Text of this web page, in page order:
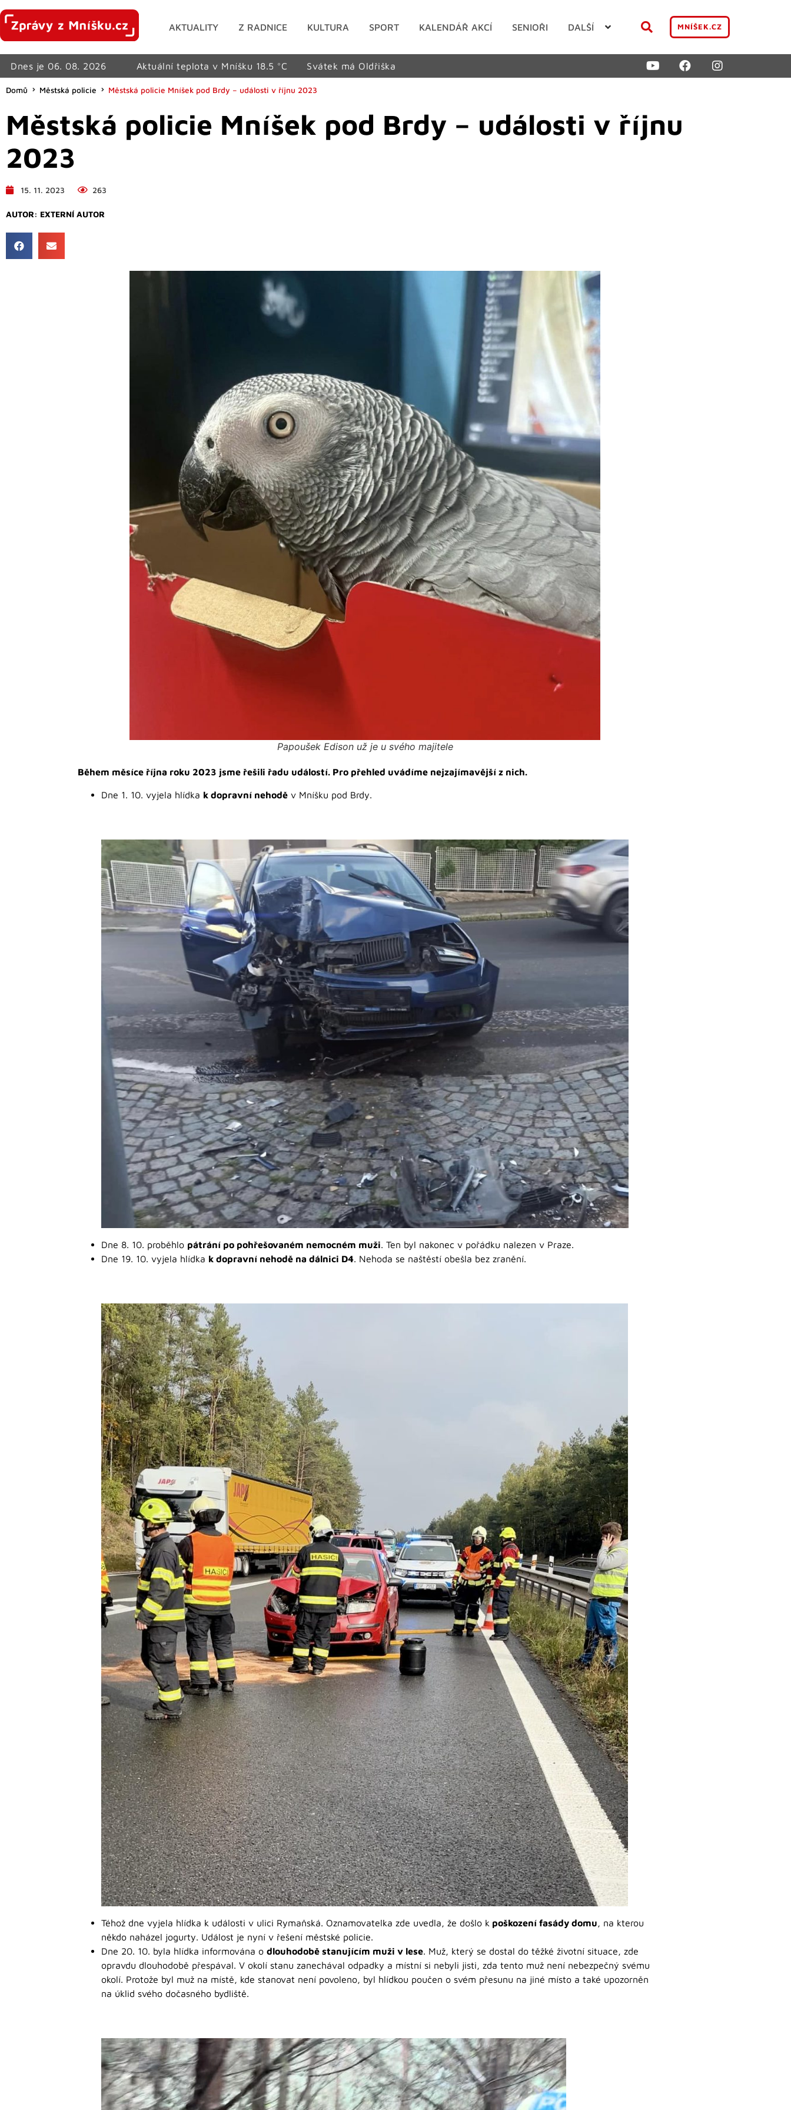
AKTUALITY Z RADNICE KULTURA SPORT KALENDÁŘ AKCÍ SENIOŘI DALŠÍ MNÍŠEK.CZ
Dnes je 06. 08. 2026 Aktuální teplota v Mníšku 18.5 °C Svátek má Oldřiška
Domů Městská policie Městská policie Mníšek pod Brdy – události v říjnu 2023
Městská policie Mníšek pod Brdy – události v říjnu
2023
15. 11. 2023 263
AUTOR: EXTERNÍ AUTOR
Papoušek Edison už je u svého majitele
Během měsíce října roku 2023 jsme řešili řadu událostí. Pro přehled uvádíme nejzajímavější z nich.
Dne 1. 10. vyjela hlídka k dopravní nehodě v Mníšku pod Brdy.
Dne 8. 10. proběhlo pátrání po pohřešovaném nemocném muži. Ten byl nakonec v pořádku nalezen v Praze.
Dne 19. 10. vyjela hlídka k dopravní nehodě na dálnici D4. Nehoda se naštěstí obešla bez zranění.
Téhož dne vyjela hlídka k události v ulici Rymaňská. Oznamovatelka zde uvedla, že došlo k poškození fasády domu, na kterou
někdo naházel jogurty. Událost je nyní v řešení městské policie.
Dne 20. 10. byla hlídka informována o dlouhodobě stanujícím muži v lese. Muž, který se dostal do těžké životní situace, zde
opravdu dlouhodobě přespával. V okolí stanu zanechával odpadky a místní si nebyli jisti, zda tento muž není nebezpečný svému
okolí. Protože byl muž na místě, kde stanovat není povoleno, byl hlídkou poučen o svém přesunu na jiné místo a také upozorněn
na úklid svého dočasného bydliště.